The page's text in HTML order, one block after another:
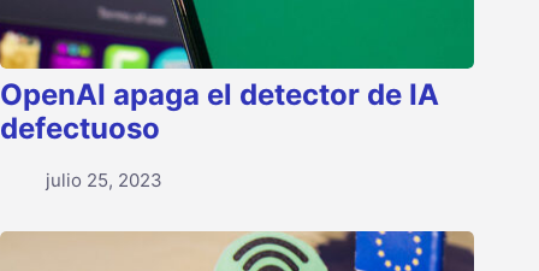
OpenAI apaga el detector de IA
defectuoso
julio 25, 2023